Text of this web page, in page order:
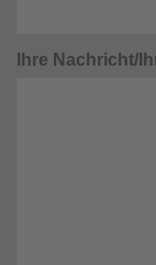
Ihre Nachricht/